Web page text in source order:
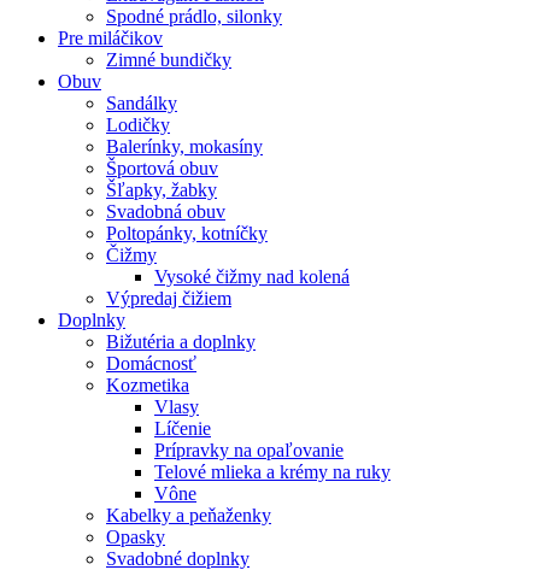
Spodné prádlo, silonky
Pre miláčikov
Zimné bundičky
Obuv
Sandálky
Lodičky
Balerínky, mokasíny
Športová obuv
Šľapky, žabky
Svadobná obuv
Poltopánky, kotníčky
Čižmy
Vysoké čižmy nad kolená
Výpredaj čižiem
Doplnky
Bižutéria a doplnky
Domácnosť
Kozmetika
Vlasy
Líčenie
Prípravky na opaľovanie
Telové mlieka a krémy na ruky
Vône
Kabelky a peňaženky
Opasky
Svadobné doplnky